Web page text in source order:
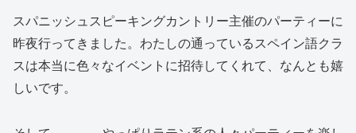
スパニッシュスピーキングカントリー主催のパーティーに
昨夜行ってきました。わたしの通っているスペイン語クラ
スは本当に色々なイベントに招待してくれて、なんとも嬉
しいです。